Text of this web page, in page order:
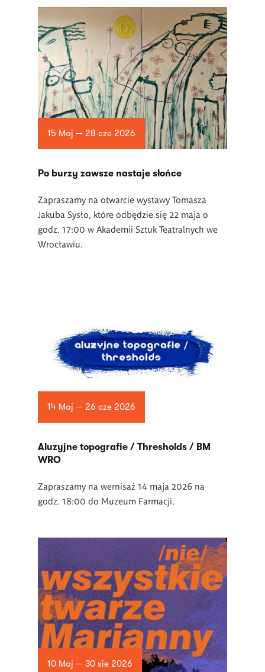
15 Maj — 28 cze 2026
Po burzy zawsze nastaje słońce
Zapraszamy na otwarcie wystawy Tomasza
Jakuba Sysło, które odbędzie się 22 maja o
godz. 17:00 w Akademii Sztuk Teatralnych we
Wrocławiu.
14 Maj — 26 cze 2026
Aluzyjne topografie / Thresholds / BM
WRO
Zapraszamy na wernisaż 14 maja 2026 na
godz. 18:00 do Muzeum Farmacji.
10 Maj — 30 sie 2026